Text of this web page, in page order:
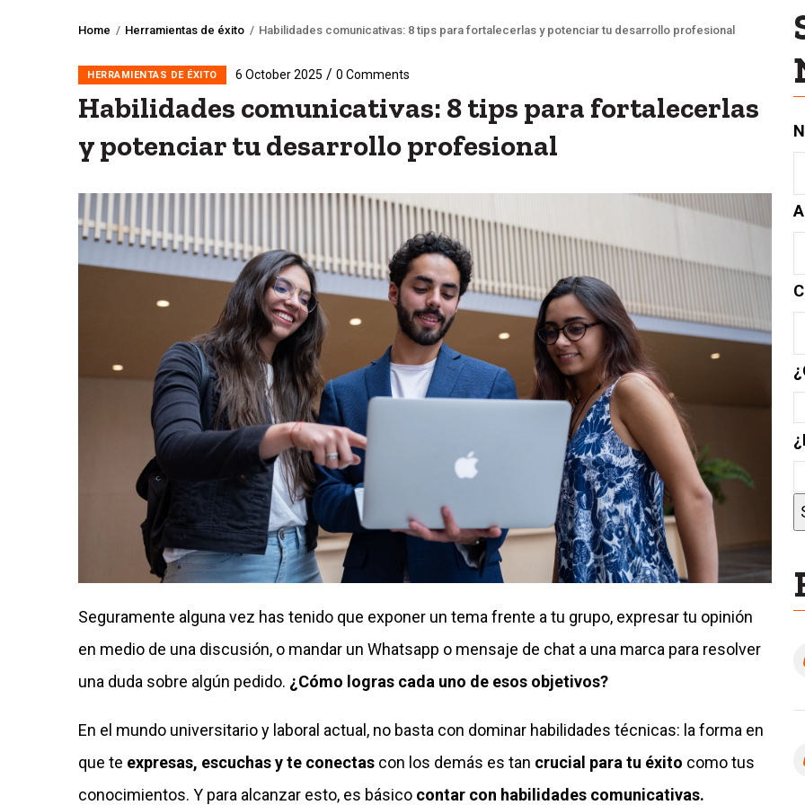
Breadcrumb
Home / Herramientas de éxito / Habilidades comunicativas: 8 tips para fortalecerlas y potenciar tu desarrollo profesional
HERRAMIENTAS DE ÉXITO 6 October 2025 / 0 Comments
Habilidades comunicativas: 8 tips para fortalecerlas
y potenciar tu desarrollo profesional
Seguramente alguna vez has tenido que exponer un tema frente a tu grupo, expresar tu opinión
en medio de una discusión, o mandar un Whatsapp o mensaje de chat a una marca para resolver
una duda sobre algún pedido. ¿Cómo logras cada uno de esos objetivos?
En el mundo universitario y laboral actual, no basta con dominar habilidades técnicas: la forma en
que te expresas, escuchas y te conectas con los demás es tan crucial para tu éxito como tus
conocimientos. Y para alcanzar esto, es básico contar con habilidades comunicativas.